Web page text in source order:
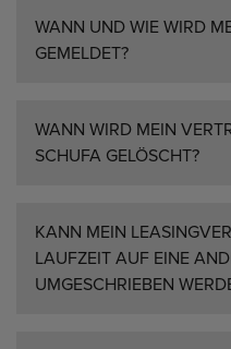
WANN UND WIE WIRD
GEMELDET?
WANN WIRD MEIN
SCHUFA GELÖSCHT?
KANN MEIN
LAUFZEIT AUF EINE
UMGESCHRIEBEN